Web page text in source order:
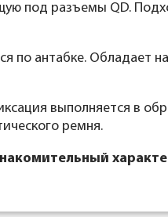
под разъемы QD.
по антабке. Обладает
выполняется в
ремня.